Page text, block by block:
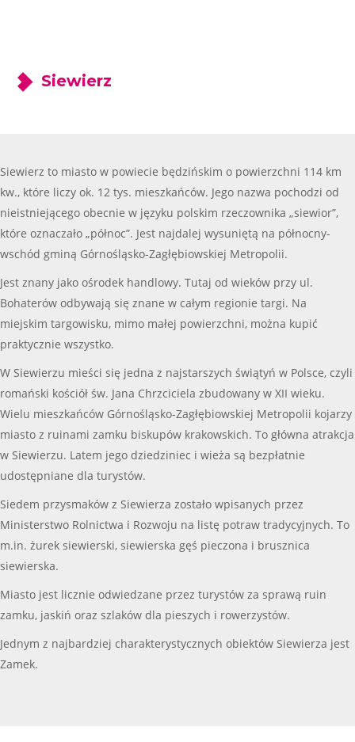
Siewierz
Siewierz to miasto w powiecie będzińskim o powierzchni 114 km
kw., które liczy ok. 12 tys. mieszkańców. Jego nazwa pochodzi od
nieistniejącego obecnie w języku polskim rzeczownika „siewior”,
które oznaczało „północ”. Jest najdalej wysuniętą na północny-
wschód gminą Górnośląsko-Zagłębiowskiej Metropolii.
Jest znany jako ośrodek handlowy. Tutaj od wieków przy ul.
Bohaterów odbywają się znane w całym regionie targi. Na
miejskim targowisku, mimo małej powierzchni, można kupić
praktycznie wszystko.
W Siewierzu mieści się jedna z najstarszych świątyń w Polsce, czyli
romański kościół św. Jana Chrzciciela zbudowany w XII wieku.
Wielu mieszkańców Górnośląsko-Zagłębiowskiej Metropolii kojarzy
miasto z ruinami zamku biskupów krakowskich. To główna atrakcja
w Siewierzu. Latem jego dziedziniec i wieża są bezpłatnie
udostępniane dla turystów.
Siedem przysmaków z Siewierza zostało wpisanych przez
Ministerstwo Rolnictwa i Rozwoju na listę potraw tradycyjnych. To
m.in. żurek siewierski, siewierska gęś pieczona i brusznica
siewierska.
Miasto jest licznie odwiedzane przez turystów za sprawą ruin
zamku, jaskiń oraz szlaków dla pieszych i rowerzystów.
Jednym z najbardziej charakterystycznych obiektów Siewierza jest
Zamek.